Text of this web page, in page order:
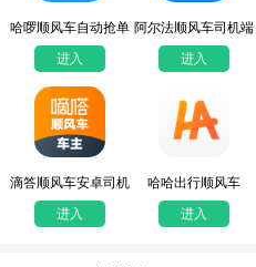
哈啰顺风车自动抢单
软件
进入
阿尔法顺风车司机端
进入
滴答顺风车安卓司机
版
进入
哈哈出行顺风车
进入